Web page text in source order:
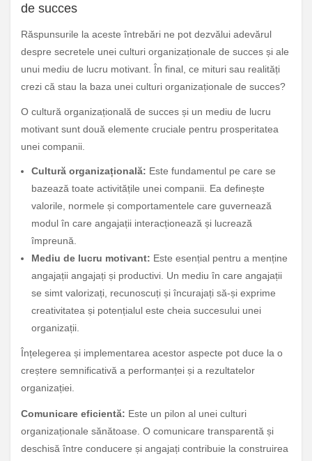
de succes
Răspunsurile la aceste întrebări ne pot dezvălui adevărul
despre secretele unei culturi organizaționale de succes și ale
unui mediu de lucru motivant. În final, ce mituri sau realități
crezi că stau la baza unei culturi organizaționale de succes?
O cultură organizațională de succes și un mediu de lucru
motivant sunt două elemente cruciale pentru prosperitatea
unei companii.
Cultură organizațională: Este fundamentul pe care se
bazează toate activitățile unei companii. Ea definește
valorile, normele și comportamentele care guvernează
modul în care angajații interacționează și lucrează
împreună.
Mediu de lucru motivant: Este esențial pentru a menține
angajații angajați și productivi. Un mediu în care angajații
se simt valorizați, recunoscuți și încurajați să-și exprime
creativitatea și potențialul este cheia succesului unei
organizații.
Înțelegerea și implementarea acestor aspecte pot duce la o
creștere semnificativă a performanței și a rezultatelor
organizației.
Comunicare eficientă: Este un pilon al unei culturi
organizaționale sănătoase. O comunicare transparentă și
deschisă între conducere și angajați contribuie la construirea